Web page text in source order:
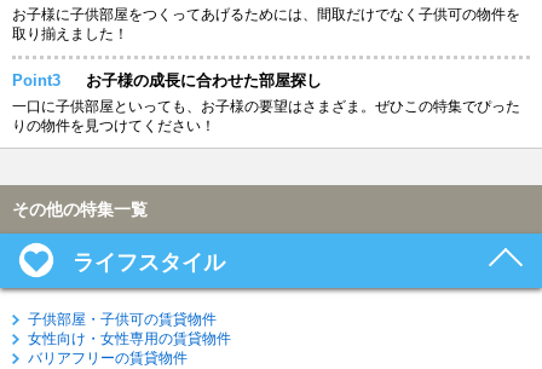
お子様に子供部屋をつくってあげるためには、間取だけでなく子供可の物件を
取り揃えました！
Point3 お子様の成長に合わせた部屋探し
一口に子供部屋といっても、お子様の要望はさまざま。ぜひこの特集でぴった
りの物件を見つけてください！
その他の特集一覧
ライフスタイル
子供部屋・子供可の賃貸物件
女性向け・女性専用の賃貸物件
バリアフリーの賃貸物件